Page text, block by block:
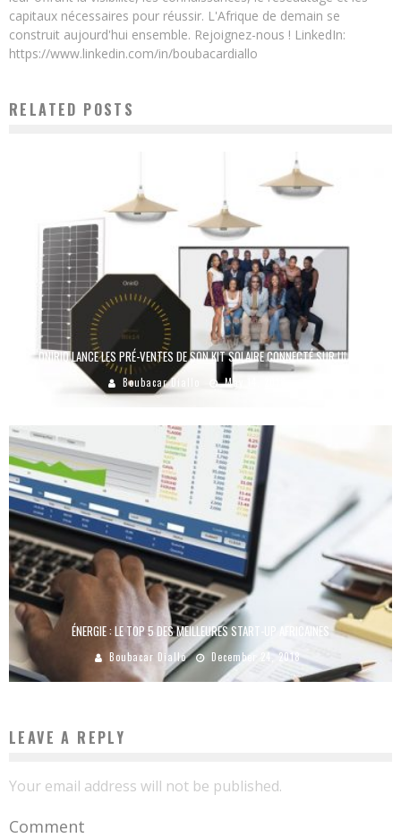
capitaux nécessaires pour réussir. L'Afrique de demain se
construit aujourd'hui ensemble. Rejoignez-nous ! LinkedIn:
https://www.linkedin.com/in/boubacardiallo
RELATED POSTS
ONIRIQ LANCE LES PRÉ-VENTES DE SON KIT SOLAIRE CONNECTÉ SUR ULULE
Boubacar Diallo May 14, 2018
ÉNERGIE : LE TOP 5 DES MEILLEURES START-UP AFRICAINES
Boubacar Diallo December 24, 2018
LEAVE A REPLY
Your email address will not be published.
Comment